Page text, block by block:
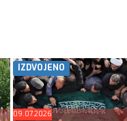
IZDVOJENO
09.07.2026